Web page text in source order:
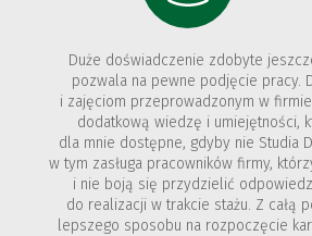
Duże doświadczenie zdobyte
pozwala na pewne podjęcie pracy.
i zajęciom przeprowadzonym w
dodatkową wiedzę i umiejętności,
dla mnie dostępne, gdyby nie Studia
w tym zasługa pracowników firmy,
i nie boją się przydzielić
do realizacji w trakcie stażu. Z całą
lepszego sposobu na rozpoczęcie